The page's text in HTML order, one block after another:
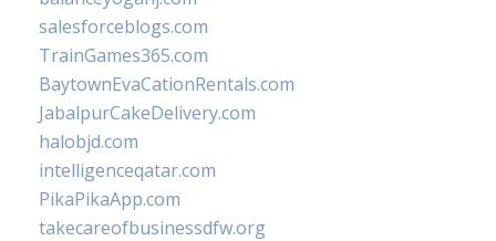
salesforceblogs.com
TrainGames365.com
BaytownEvaCationRentals.com
JabalpurCakeDelivery.com
halobjd.com
intelligenceqatar.com
PikaPikaApp.com
takecareofbusinessdfw.org